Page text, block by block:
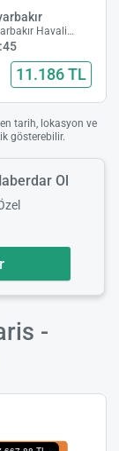
Diyarbakır Havalimanı
11.186 TL
tarih, lokasyon ve
gösterebilir.
Ol
-